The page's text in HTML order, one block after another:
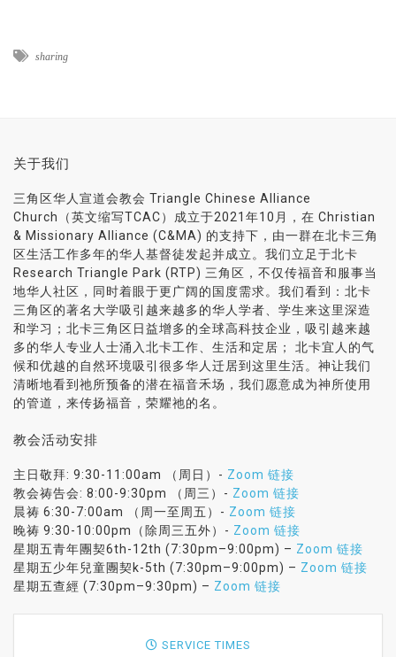
sharing
关于我们
三角区华人宣道会教会 Triangle Chinese Alliance
Church（英文缩写TCAC）成立于2021年10月，在 Christian
& Missionary Alliance (C&MA) 的支持下，由一群在北卡三角
区生活工作多年的华人基督徒发起并成立。我们立足于北卡
Research Triangle Park (RTP) 三角区，不仅传福音和服事当
地华人社区，同时着眼于更广阔的国度需求。我们看到：北卡
三角区的著名大学吸引越来越多的华人学者、学生来这里深造
和学习；北卡三角区日益增多的全球高科技企业，吸引越来越
多的华人专业人士涌入北卡工作、生活和定居； 北卡宜人的气
候和优越的自然环境吸引很多华人迁居到这里生活。神让我们
清晰地看到祂所预备的潜在福音禾场，我们愿意成为神所使用
的管道，来传扬福音，荣耀祂的名。
教会活动安排
主日敬拜: 9:30-11:00am （周日）- Zoom 链接
教会祷告会: 8:00-9:30pm （周三）- Zoom 链接
晨祷 6:30-7:00am （周一至周五）- Zoom 链接
晚祷 9:30-10:00pm（除周三五外）- Zoom 链接
星期五青年團契6th-12th (7:30pm–9:00pm) – Zoom 链接
星期五少年兒童團契k-5th (7:30pm–9:00pm) – Zoom 链接
星期五查經 (7:30pm–9:30pm) – Zoom 链接
SERVICE TIMES